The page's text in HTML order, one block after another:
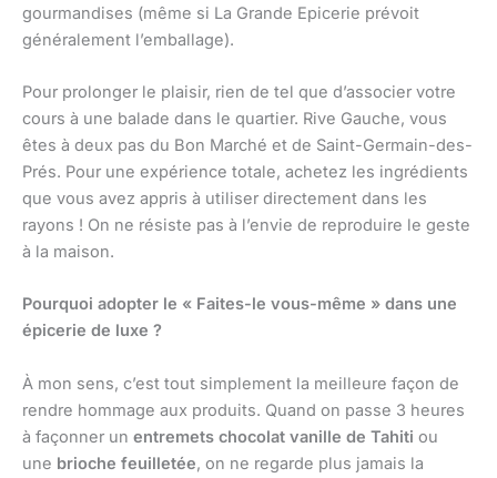
gourmandises (même si La Grande Epicerie prévoit
généralement l’emballage).
Pour prolonger le plaisir, rien de tel que d’associer votre
cours à une balade dans le quartier. Rive Gauche, vous
êtes à deux pas du Bon Marché et de Saint-Germain-des-
Prés. Pour une expérience totale, achetez les ingrédients
que vous avez appris à utiliser directement dans les
rayons ! On ne résiste pas à l’envie de reproduire le geste
à la maison.
Pourquoi adopter le « Faites-le vous-même » dans une
épicerie de luxe ?
À mon sens, c’est tout simplement la meilleure façon de
rendre hommage aux produits. Quand on passe 3 heures
à façonner un entremets chocolat vanille de Tahiti ou
une brioche feuilletée, on ne regarde plus jamais la